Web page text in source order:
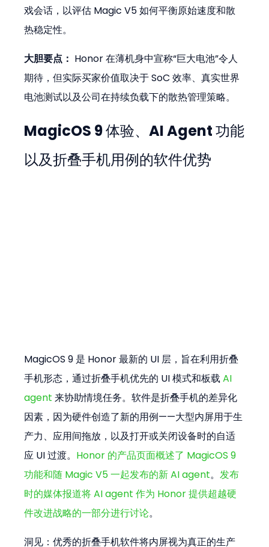
戏会话，以评估 Magic V5 如何平衡原始速度和散
热稳定性。
大胆要点： Honor 在薄机身中宣称“巨大电池”令人
期待，但实际买家价值取决于 SoC 效率、真实世界
电池测试以及公司在持续负载下的散热管理策略。
MagicOS 9 体验、AI Agent 功能
以及折叠手机用例的软件优势
MagicOS 9 是 Honor 最新的 UI 层，旨在利用折叠
手机形态，通过折叠手机优先的 UI 模式和板载 AI
agent 来协助情境任务。软件是折叠手机的差异化
因素，因为硬件创造了新的用例——大型内屏用于生
产力、应用间拖放，以及打开或关闭设备时的自适
应 UI 过渡。 Honor 的产品页面概述了 MagicOS 9
功能和随 Magic V5 一起发布的新 AI agent。发布
时的媒体报道将 AI agent 作为 Honor 提供超越硬
件改进战略的一部分进行讨论。
洞见：优秀的折叠手机软件将内屏视为真正的生产